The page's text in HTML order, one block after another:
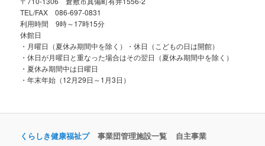
TEL/FAX 086-697-0831
利用時間 9時～17時15分
休館日
・月曜日（夏休み期間中を除く）・休日（こどもの日は開館）
・休日が月曜日と重なった場合はその翌日（夏休み期間中を除く）
・夏休み期間中は日曜日
・年末年始（12月29日～1月3日）
くらしき健康福祉プ
事業団管理施設一覧
自主事業